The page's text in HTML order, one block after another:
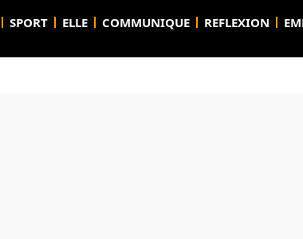
SPORT ELLE COMMUNIQUE REFLEXION